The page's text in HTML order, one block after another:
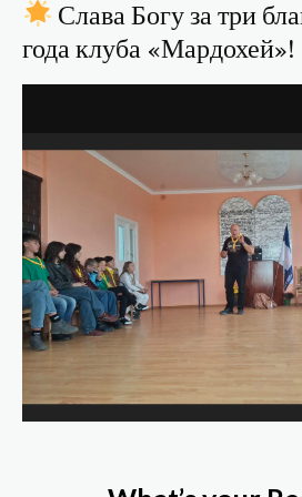
Слава Богу за три
года клуба «Мардохей»!